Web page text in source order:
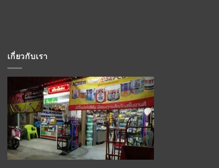
เกี่ยวกับเรา